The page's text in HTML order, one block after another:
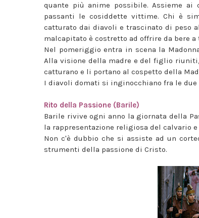
quante più anime possibile. Assieme
passanti le cosiddette vittime. Chi è
catturato dai diavoli e trascinato di peso
malcapitato è costretto ad offrire da bere
Nel pomeriggio entra in scena la
Alla visione della madre e del figlio
catturano e li portano al cospetto della
I diavoli domati si inginocchiano fra le
Rito della Passione (Barile)
Barile rivive ogni anno la giornata della
la rappresentazione religiosa del calvario
Non c'è dubbio che si assiste ad un
strumenti della passione di Cristo.